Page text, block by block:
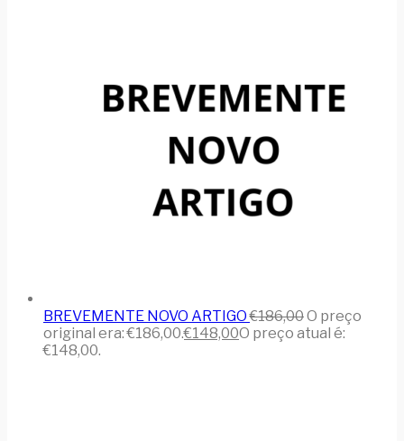
BREVEMENTE NOVO ARTIGO €186,00O preço
original era: €186,00.€148,00O preço atual é:
€148,00.